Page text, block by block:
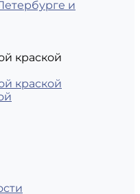
и
краской
краской